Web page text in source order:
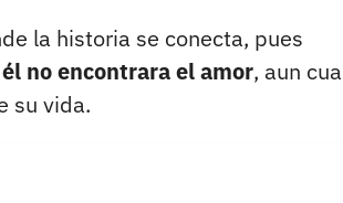
la historia se conecta, pues
no encontrara el amor, aun
su vida.